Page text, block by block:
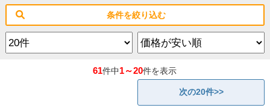
条件を絞り込む
61件中1～20件を表示
次の20件>>